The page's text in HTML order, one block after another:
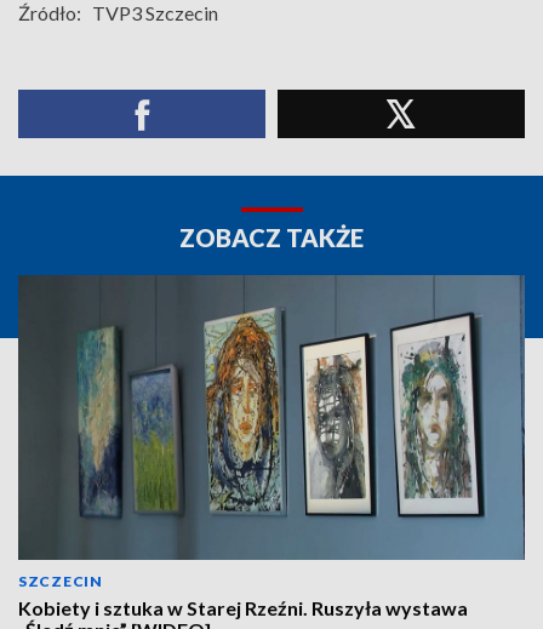
Źródło: TVP3 Szczecin
ZOBACZ TAKŻE
SZCZECIN
Kobiety i sztuka w Starej Rzeźni. Ruszyła wystawa